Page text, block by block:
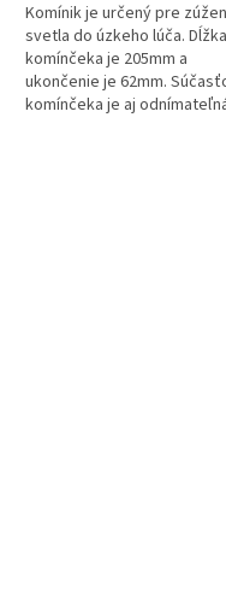
Komínik je určený pre
svetla do úzkeho lúča. Dĺžka
komínčeka je 205mm a
ukončenie je 62mm.
komínčeka je aj